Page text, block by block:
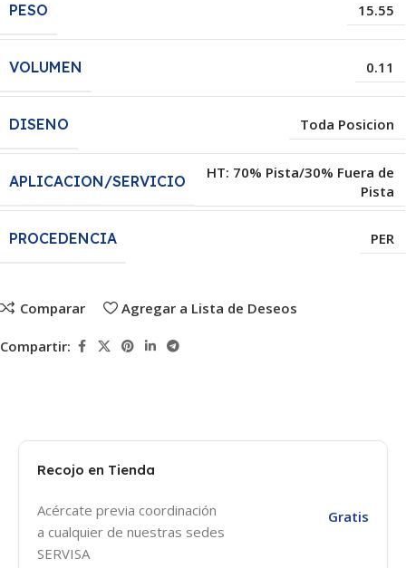
PESO 15.55
VOLUMEN 0.11
DISENO Toda Posicion
APLICACION/SERVICIO
HT: 70% Pista/30% Fuera de
Pista
PROCEDENCIA PER
Comparar Agregar a Lista de Deseos
Compartir:
Recojo en Tienda
Acércate previa coordinación
a cualquier de nuestras sedes
SERVISA
Gratis